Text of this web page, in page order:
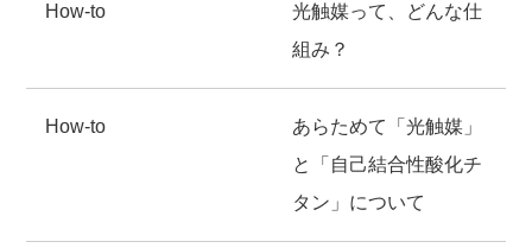
How-to
光触媒って、どんな仕
組み？
How-to
あらためて「光触媒」
と「自己結合性酸化チ
タン」について